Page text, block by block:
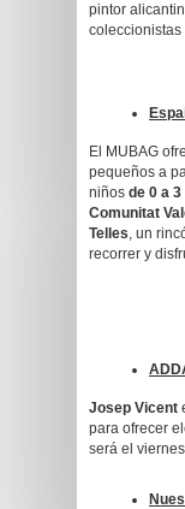
pintor
coleccionistas
El MUBAG
pequeños a
niños de 0 a 3
Comunitat
Telles, un
recorrer y
Josep Vicent
para ofrecer
será el viernes